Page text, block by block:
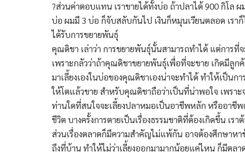
?ส่วนค่าตอบแทน เราขายได้ทั้งบ่อ ถ้าปลาได้ 900 กิโล
บ่อ ผมมี 3 บ่อ ก็จับสลับกันไป เงินก็หมุนเวียนตลอด เรา
ได้รับการขยายพันธุ์
คุณดิชา เล่าว่า การขยายพันธุ์นั้นสามารถทำได้ แต่การ
เพราะกลัวว่าถ้าคุณดิชาขยายพันธุ์เพื่อที่จะขาย เกิดมีลู
มาเลี้ยงเองในบ่อของคุณดิชาเองน่าจะทำได้ ทำให้เป็น
ให้โตแล้วขาย สำหรับคุณดิชาถือว่าเป็นที่น่าพอใจ เพรา
ท่านใดที่สนใจจะเลี้ยงปลาหมอเป็นอาชีพหลัก หรืออาชี
ชีวิต บางครั้งการตายเป็นเรื่องธรรมชาติที่ต้องเกิดขึ้น เร
ส่วนเรื่องตลาดก็มีความสำคัญไม่แพ้กัน อาจต้องศึกษาห
ถึงที่บ้าน ทำให้ไม่ว่าเลี้ยงออกมามากน้อยแค่ไหน ก็มีตลา